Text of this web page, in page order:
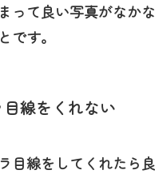
って良い写真がなか
です。
線をくれない
目線をしてくれたら